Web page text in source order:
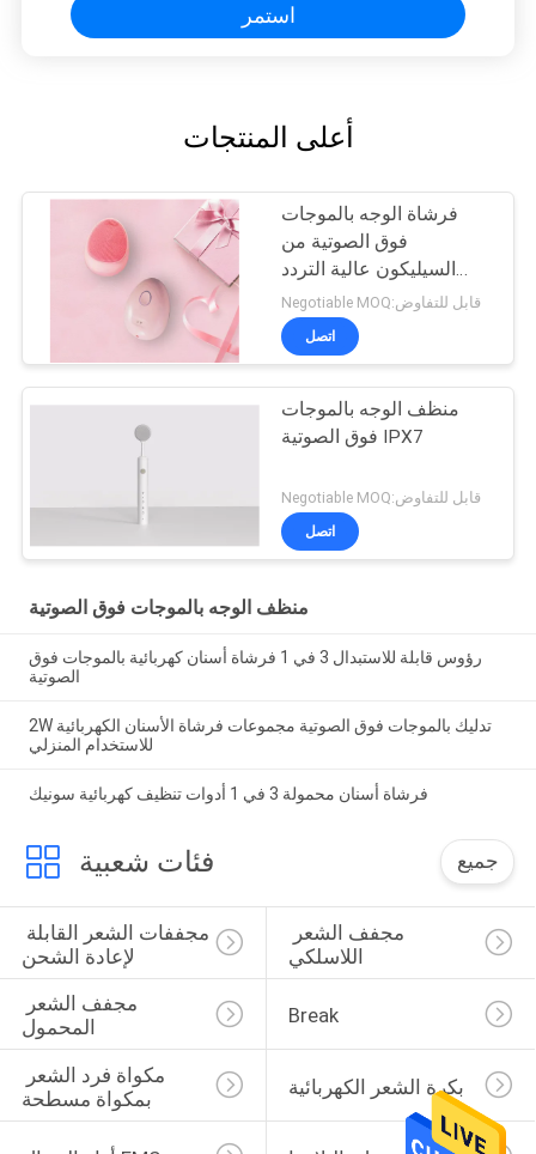
استمر
أعلى المنتجات
فرشاة الوجه بالموجات
فوق الصوتية من
السيليكون عالية التردد
الاهتزاز لتنظيف الوجه
بعمق
Negotiable MOQ:قابل للتفاوض
اتصل
منظف ​​الوجه بالموجات
فوق الصوتية IPX7
Negotiable MOQ:قابل للتفاوض
اتصل
منظف ​​الوجه بالموجات فوق الصوتية
رؤوس قابلة للاستبدال 3 في 1 فرشاة أسنان كهربائية بالموجات فوق
الصوتية
2W تدليك بالموجات فوق الصوتية مجموعات فرشاة الأسنان الكهربائية
للاستخدام المنزلي
فرشاة أسنان محمولة 3 في 1 أدوات تنظيف كهربائية سونيك
فئات شعبية جميع
مجففات الشعر القابلة
لإعادة الشحن
مجفف الشعر
اللاسلكي
مجفف الشعر
المحمول
Break
مكواة فرد الشعر
بمكواة مسطحة
بكرة الشعر الكهربائية